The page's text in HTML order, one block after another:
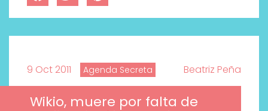
9 Oct 2011 Agenda Secreta Beatriz Peña
Wikio, muere por falta de